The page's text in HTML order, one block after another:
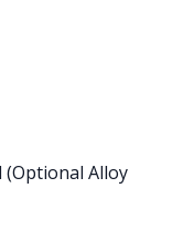
(Optional Alloy